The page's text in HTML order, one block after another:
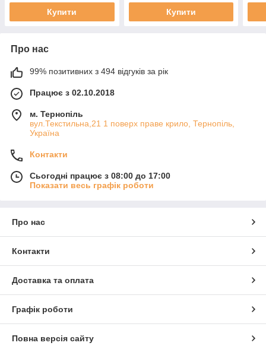
Купити Купити
Про нас
99% позитивних з 494 відгуків за рік
Працює з 02.10.2018
м. Тернопіль
вул.Текстильна,21 1 поверх праве крило, Тернопіль,
Україна
Контакти
Сьогодні працює з 08:00 до 17:00
Показати весь графік роботи
Про нас
Контакти
Доставка та оплата
Графік роботи
Повна версія сайту